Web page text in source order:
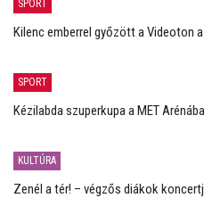
SPORT
Kilenc emberrel győzött a Videoton
SPORT
Kézilabda szuperkupa a MET
KULTÚRA
Zenél a tér! – végzős diákok